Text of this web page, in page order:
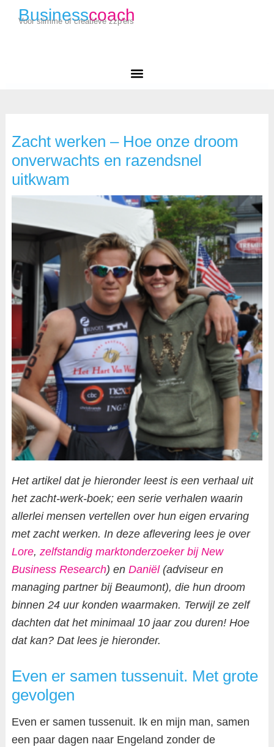
Businesscoach
Voor slimme of creatieve zzp'ers
Zacht werken – Hoe onze droom
onverwachts en razendsnel
uitkwam
Het artikel dat je hieronder leest is een verhaal uit
het zacht-werk-boek; een serie verhalen waarin
allerlei mensen vertellen over hun eigen ervaring
met zacht werken. In deze aflevering lees je over
Lore, zelfstandig marktonderzoeker bij New
Business Research) en Daniël(adviseur en
managing partner bij Beaumont), die hun droom
binnen 24 uur konden waarmaken. Terwijl ze zelf
dachten dat het minimaal 10 jaar zou duren! Hoe
dat kan? Dat lees je hieronder.
Even er samen tussenuit. Met grote
gevolgen
Even er samen tussenuit. Ik en mijn man, samen
een paar dagen naar Engeland zonder de